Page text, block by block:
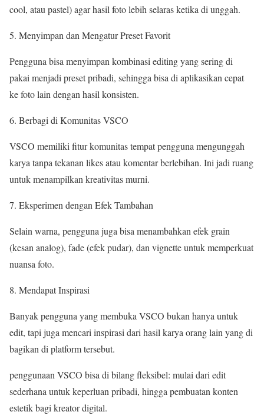
cool, atau pastel) agar hasil foto lebih selaras ketika di unggah.
Menyimpan dan Mengatur Preset Favorit
Pengguna bisa menyimpan kombinasi editing yang sering di
pakai menjadi preset pribadi, sehingga bisa di aplikasikan cepat
ke foto lain dengan hasil konsisten.
Berbagi di Komunitas VSCO
VSCO memiliki fitur komunitas tempat pengguna mengunggah
karya tanpa tekanan likes atau komentar berlebihan. Ini jadi ruang
untuk menampilkan kreativitas murni.
Eksperimen dengan Efek Tambahan
Selain warna, pengguna juga bisa menambahkan efek grain
(kesan analog), fade (efek pudar), dan vignette untuk memperkuat
nuansa foto.
Mendapat Inspirasi
Banyak pengguna yang membuka VSCO bukan hanya untuk
edit, tapi juga mencari inspirasi dari hasil karya orang lain yang di
bagikan di platform tersebut.
penggunaan VSCO bisa di bilang fleksibel: mulai dari edit
sederhana untuk keperluan pribadi, hingga pembuatan konten
estetik bagi kreator digital.